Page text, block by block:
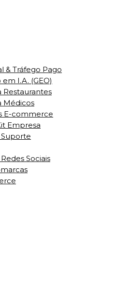
& Tráfego Pago
I.A. (GEO)
Restaurantes
Médicos
E-commerce
Empresa
Sociais